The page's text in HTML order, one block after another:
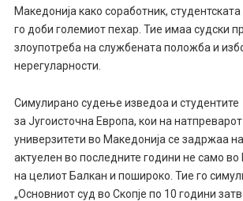
Македонија како соработник,
го доби големиот пехар. Тие имаа судски
злоупотреба на службената положба и
нерегуларности.
Симулирано судење изведоа и студентите
за Југоисточна Европа, кои на
универзитети во Македонија се задржаа на
актуелен во последните години не само во
на целиот Балкан и пошироко. Тие го
„Основниот суд во Скопје по 10 години